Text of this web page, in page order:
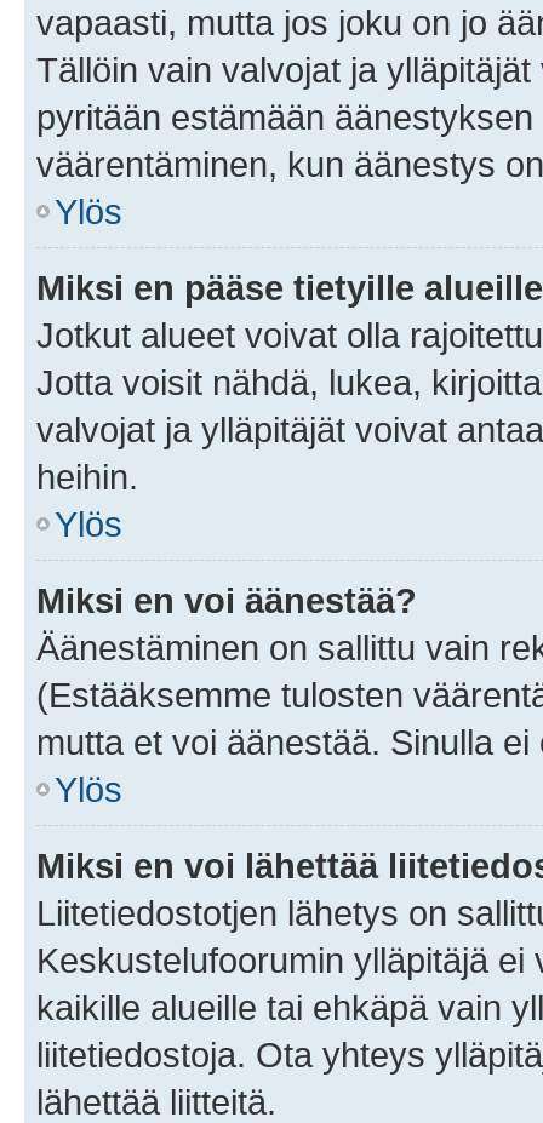
vapaasti, mutta jos joku on jo
Tällöin vain valvojat ja
pyritään estämään
väärentäminen, kun äänestys
Ylös
Miksi en pääse tietyille
Jotkut alueet voivat olla
Jotta voisit nähdä, lukea,
valvojat ja ylläpitäjät voivat
heihin.
Ylös
Miksi en voi äänestää?
Äänestäminen on sallittu vain
(Estääksemme tulosten
mutta et voi äänestää. Sinulla
Ylös
Miksi en voi lähettää
Liitetiedostotjen lähetys on
Keskustelufoorumin ylläpitäjä
kaikille alueille tai ehkäpä vain
liitetiedostoja. Ota yhteys
lähettää liitteitä.